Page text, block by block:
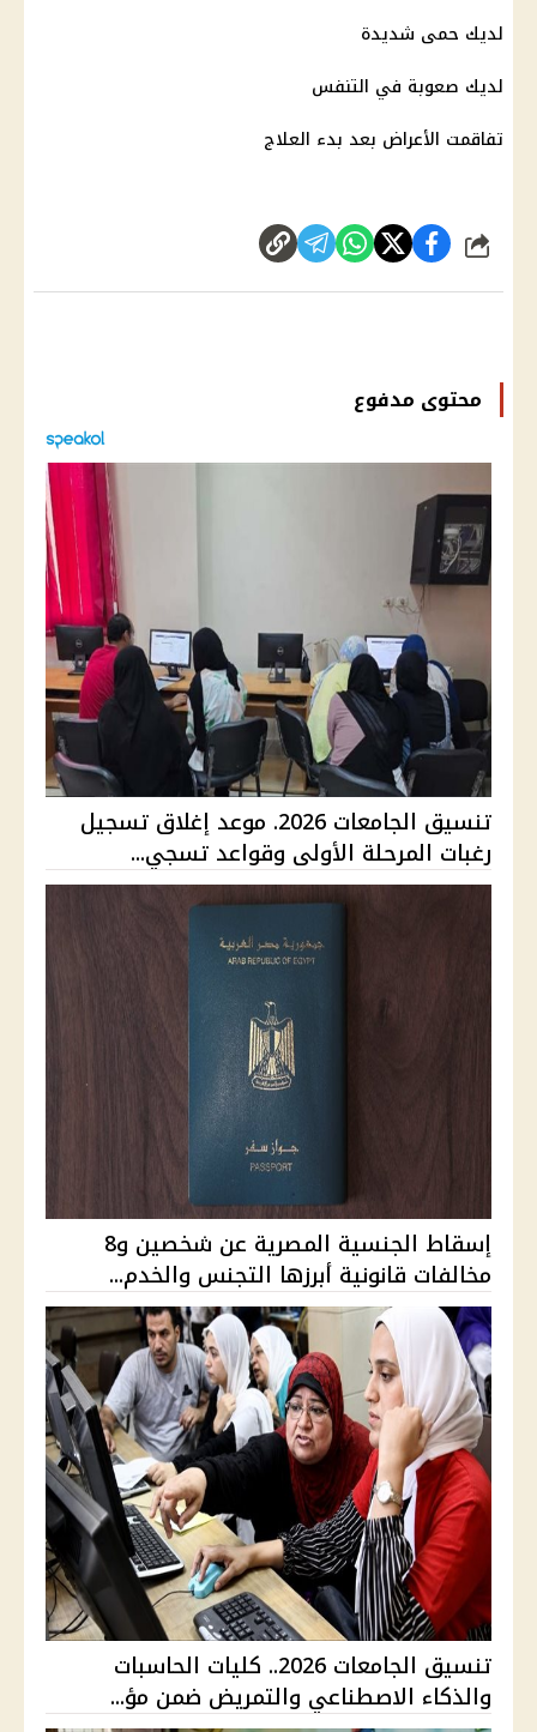
لديك حمى شديدة
لديك صعوبة في التنفس
تفاقمت الأعراض بعد بدء العلاج
شارك
محتوى مدفوع
تنسيق الجامعات 2026. موعد إغلاق تسجيل
رغبات المرحلة الأولى وقواعد تسجي...
إسقاط الجنسية المصرية عن شخصين و8
مخالفات قانونية أبرزها التجنس والخدم...
تنسيق الجامعات 2026.. كليات الحاسبات
والذكاء الاصطناعي والتمريض ضمن مؤ...